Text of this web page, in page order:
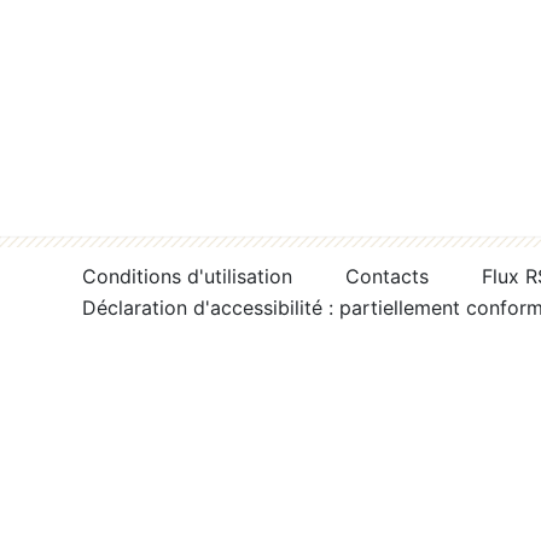
Conditions d'utilisation Contacts
Flux
Déclaration d'accessibilité : partiellement